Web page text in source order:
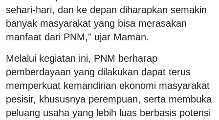
sehari-hari, dan ke depan diharapkan semakin
banyak masyarakat yang bisa merasakan
manfaat dari PNM," ujar Maman.
Melalui kegiatan ini, PNM berharap
pemberdayaan yang dilakukan dapat terus
memperkuat kemandirian ekonomi masyarakat
pesisir, khususnya perempuan, serta membuka
peluang usaha yang lebih luas berbasis potensi